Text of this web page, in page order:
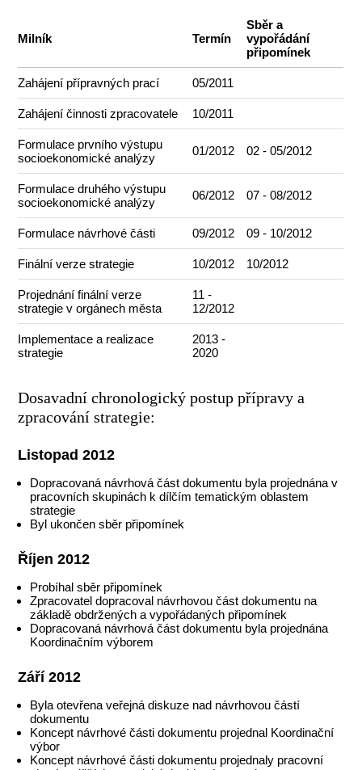
Milník Termín
Sběr a
vypořádání
připomínek
Zahájení přípravných prací 05/2011
Zahájení činnosti zpracovatele 10/2011
Formulace prvního výstupu
socioekonomické analýzy
01/2012 02 - 05/2012
Formulace druhého výstupu
socioekonomické analýzy
06/2012 07 - 08/2012
Formulace návrhové části 09/2012 09 - 10/2012
Finální verze strategie 10/2012 10/2012
Projednání finální verze
strategie v orgánech města
11 -
12/2012
Implementace a realizace
strategie
2013 -
2020
Dosavadní chronologický postup přípravy a
zpracování strategie:
Listopad 2012
Dopracovaná návrhová část dokumentu byla projednána v
pracovních skupinách k dílčím tematickým oblastem
strategie
Byl ukončen sběr připomínek
Říjen 2012
Probíhal sběr připomínek
Zpracovatel dopracoval návrhovou část dokumentu na
základě obdržených a vypořádaných připomínek
Dopracovaná návrhová část dokumentu byla projednána
Koordinačním výborem
Září 2012
Byla otevřena veřejná diskuze nad návrhovou částí
dokumentu
Koncept návrhové části dokumentu projednal Koordinační
výbor
Koncept návrhové části dokumentu projednaly pracovní